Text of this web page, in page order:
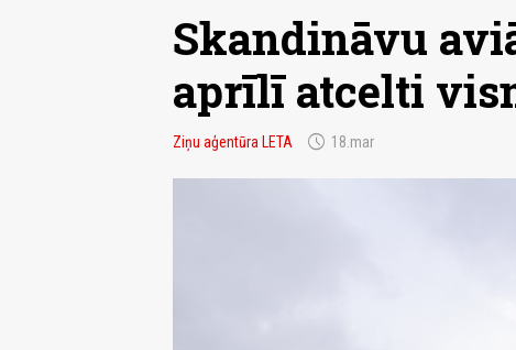
Skandināvu
aprīlī atcelti
Ziņu aģentūra LETA schedule 18.mar